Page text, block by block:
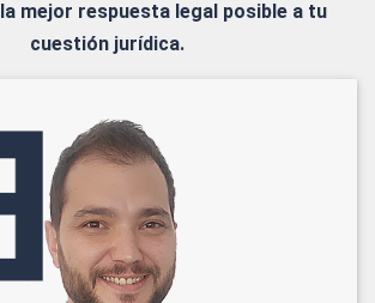
la mejor respuesta legal posible a tu
cuestión jurídica.